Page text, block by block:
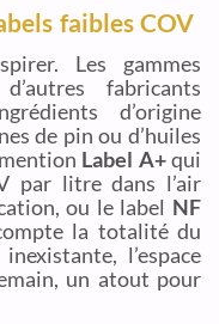
faibles COV
Les gammes
fabricants
d’origine
de pin ou d’huiles
Label A+qui
par litre dans l’air
ou le label NF
la totalité du
l’espace
un atout pour